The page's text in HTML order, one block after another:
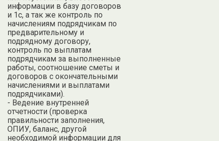
информации в базу договоров
и 1с, а так же контроль по
начислениям подрядчикам по
предварительному и
подрядному договору,
контроль по выплатам
подрядчикам за выполненные
работы, соотношение сметы и
договоров с окончательными
начислениями и выплатами
подрядчиками).
- Ведение внутренней
отчетности (проверка
правильности заполнения,
ОПИУ, баланс, другой
необходимой информации для